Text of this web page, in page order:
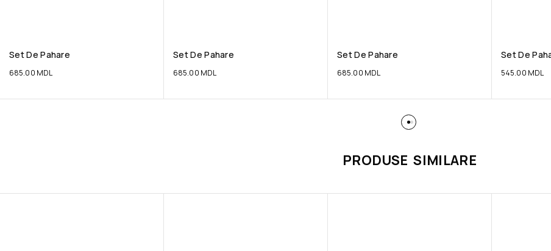
Set De Pahare
685.00 MDL
Set De Pahare
685.00 MDL
Set De Pahare
685.00 MDL
Set De
545.00 MDL
PRODUSE SIMILARE